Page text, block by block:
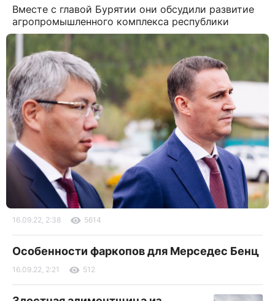
Вместе с главой Бурятии они обсудили развитие
агропромышленного комплекса республики
16.09.22, 2:38 5614
Особенности фаркопов для Мерседес Бенц
16.09.22, 2:21 512